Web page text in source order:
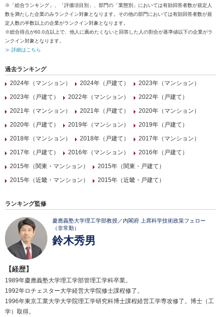
※「総合ランキング」、「評価項目別」、部門の「業態別」においては有効回答者数が規定人
数を満たした企業のみランクイン対象となります。その他の部門においては有効回答者数が規
定人数の半数以上の企業がランクイン対象となります。
※総合得点が60.0点以上で、他人に薦めたくないと回答した人の割合が基準値以下の企業がラ
ンクイン対象となります。
≫ 詳細はこちら
過去ランキング
2024年（マンション）
2024年（戸建て）
2023年（マンション）
2023年（戸建て）
2022年（マンション）
2022年（戸建て）
2021年（マンション）
2021年（戸建て）
2020年（マンション）
2020年（戸建て）
2019年（マンション）
2019年（戸建て）
2018年（マンション）
2018年（戸建て）
2017年（マンション）
2017年（戸建て）
2016年（マンション）
2016年（戸建て）
2015年（関東・マンション）
2015年（関東・戸建て）
2015年（近畿・マンション）
2015年（近畿・戸建て）
ランキング監修
慶應義塾大学理工学部教授／内閣府 上席科学技術政策フェロー
（非常勤）
鈴木秀男
【経歴】
1989年慶應義塾大学理工学部管理工学科卒業。
1992年ロチェスター大学経営大学院修士課程修了。
1996年東京工業大学大学院理工学研究科博士課程経営工学専攻修了。博士（工
学）取得。